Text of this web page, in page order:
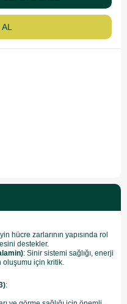
hücre zarlarının yapısında rol
destekler.
: Sinir sistemi sağlığı, enerji
oluşumu için kritik.
: